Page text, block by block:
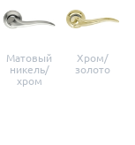
Матовый
никель/
хром
Хром/
золото